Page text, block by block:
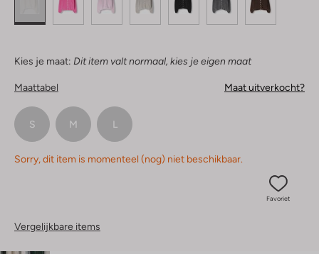
Kies je maat: Dit item valt normaal, kies je eigen maat
Maattabel Maat uitverkocht?
S M L
Sorry, dit item is momenteel (nog) niet beschikbaar.
Favoriet
Vergelijkbare items